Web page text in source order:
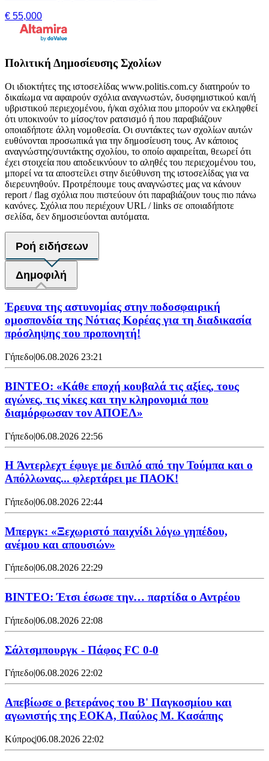
€ 55,000
Πολιτική Δημοσίευσης Σχολίων
Οι ιδιοκτήτες της ιστοσελίδας www.politis.com.cy διατηρούν το
δικαίωμα να αφαιρούν σχόλια αναγνωστών, δυσφημιστικού και/ή
υβριστικού περιεχομένου, ή/και σχόλια που μπορούν να εκληφθεί
ότι υποκινούν το μίσος/τον ρατσισμό ή που παραβιάζουν
οποιαδήποτε άλλη νομοθεσία. Οι συντάκτες των σχολίων αυτών
ευθύνονται προσωπικά για την δημοσίευση τους. Αν κάποιος
αναγνώστης/συντάκτης σχολίου, το οποίο αφαιρείται, θεωρεί ότι
έχει στοιχεία που αποδεικνύουν το αληθές του περιεχομένου του,
μπορεί να τα αποστείλει στην διεύθυνση της ιστοσελίδας για να
διερευνηθούν. Προτρέπουμε τους αναγνώστες μας να κάνουν
report / flag σχόλια που πιστεύουν ότι παραβιάζουν τους πιο πάνω
κανόνες. Σχόλια που περιέχουν URL / links σε οποιαδήποτε
σελίδα, δεν δημοσιεύονται αυτόματα.
Ροή ειδήσεων
Δημοφιλή
Έρευνα της αστυνομίας στην ποδοσφαιρική
ομοσπονδία της Νότιας Κορέας για τη διαδικασία
πρόσληψης του προπονητή!
Γήπεδο|06.08.2026 23:21
ΒΙΝΤΕΟ: «Κάθε εποχή κουβαλά τις αξίες, τους
αγώνες, τις νίκες και την κληρονομιά που
διαμόρφωσαν τον ΑΠΟΕΛ»
Γήπεδο|06.08.2026 22:56
H Άντερλεχτ έφυγε με διπλό από την Τούμπα και ο
Απόλλωνας... φλερτάρει με ΠΑΟΚ!
Γήπεδο|06.08.2026 22:44
Μπεργκ: «Ξεχωριστό παιχνίδι λόγω γηπέδου,
ανέμου και απουσιών»
Γήπεδο06.08.2026 22:29
ΒΙΝΤΕΟ: Έτσι έσωσε την… παρτίδα ο Αντρέου
Γήπεδο|06.08.2026 22:08
Σάλτσμπουργκ - Πάφος FC 0-0
Γήπεδο|06.08.2026 22:02
Απεβίωσε ο βετεράνος του Β' Παγκοσμίου και
αγωνιστής της ΕΟΚΑ, Παύλος Μ. Κασάπης
Κύπρος|06.08.2026 22:02